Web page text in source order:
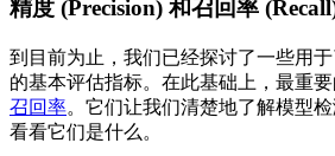
精度 (Precision) 和召回率
到目前为止，我们已经探讨了一些用
的基本评估指标。在此基础上，最重
召回率。它们让我们清楚地了解模型
看看它们是什么。